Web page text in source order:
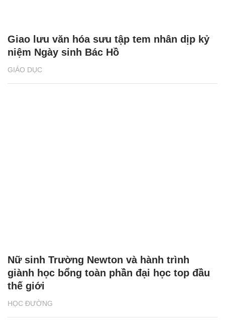
GIÁO DỤC
Giao lưu văn hóa sưu tập tem nhân dịp kỷ
niệm Ngày sinh Bác Hồ
HỌC ĐƯỜNG
Nữ sinh Trường Newton và hành trình
giành học bổng toàn phần đại học top đầu
thế giới